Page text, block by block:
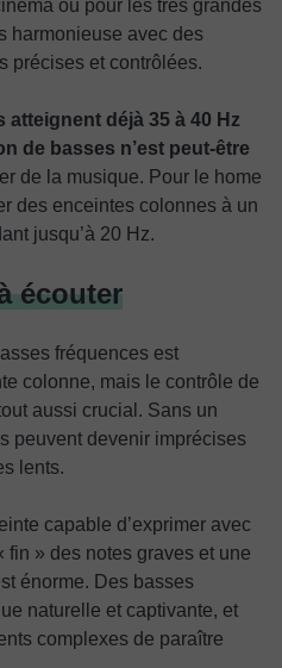
ou pour les très grandes
harmonieuse avec des
précises et contrôlées.
déjà 35 à 40 Hz
de basses n’est peut-être
de la musique. Pour le home
des enceintes colonnes à un
jusqu’à 20 Hz.
écouter
fréquences est
colonne, mais le contrôle de
aussi crucial. Sans un
peuvent devenir imprécises
lents.
capable d’exprimer avec
fin » des notes graves et une
énorme. Des basses
naturelle et captivante, et
complexes de paraître